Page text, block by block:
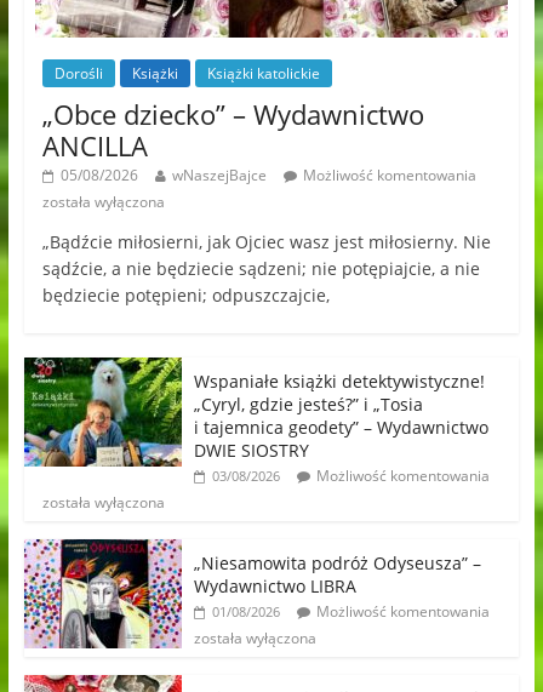
Dorośli Książki Książki katolickie
„Obce dziecko” – Wydawnictwo
ANCILLA
05/08/2026 wNaszejBajce
Możliwość komentowania
została wyłączona
„Bądźcie miłosierni, jak Ojciec wasz jest miłosierny. Nie
sądźcie, a nie będziecie sądzeni; nie potępiajcie, a nie
będziecie potępieni; odpuszczajcie,
Wspaniałe książki detektywistyczne!
„Cyryl, gdzie jesteś?” i „Tosia
i tajemnica geodety” – Wydawnictwo
DWIE SIOSTRY
03/08/2026
Możliwość komentowania
została wyłączona
„Niesamowita podróż Odyseusza” –
Wydawnictwo LIBRA
01/08/2026
Możliwość komentowania
została wyłączona